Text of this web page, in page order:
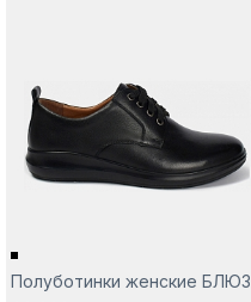
Полуботинки женские БЛЮЗ